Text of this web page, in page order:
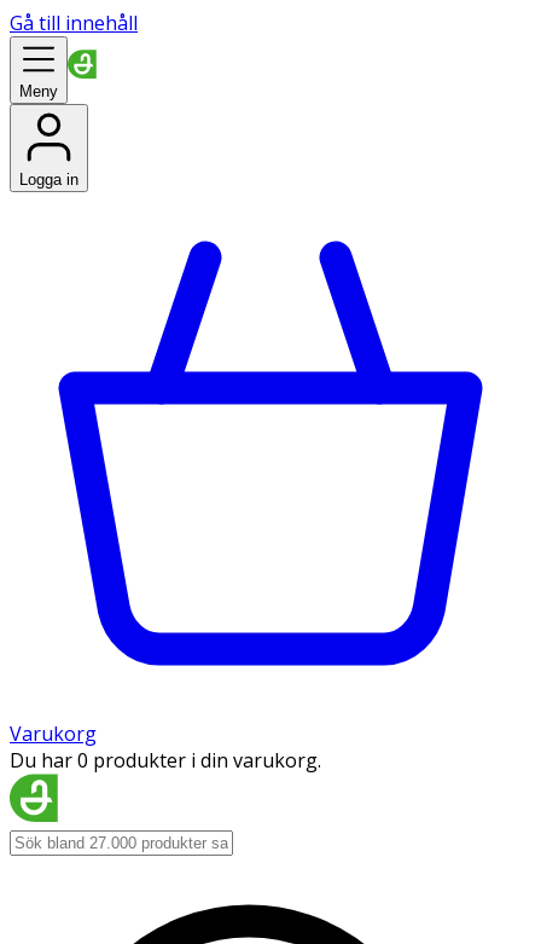
Gå till innehåll
Meny
Logga in
Varukorg
Du har 0 produkter i din varukorg.